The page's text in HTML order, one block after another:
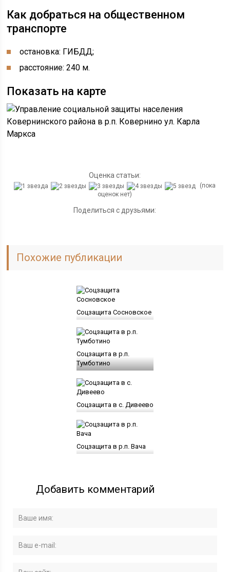
Как добраться на общественном
транспорте
остановка: ГИБДД;
расстояние: 240 м.
Показать на карте
Оценка статьи:
(пока
оценок нет)
Поделиться с друзьями:
Похожие публикации
Соцзащита Сосновское
Соцзащита в р.п.
Тумботино
Соцзащита в с. Дивеево
Соцзащита в р.п. Вача
Добавить комментарий